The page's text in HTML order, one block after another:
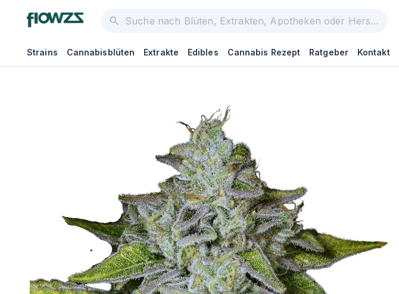
Strains Cannabisblüten Extrakte Edibles Cannabis Rezept Ratgeber Kontakt